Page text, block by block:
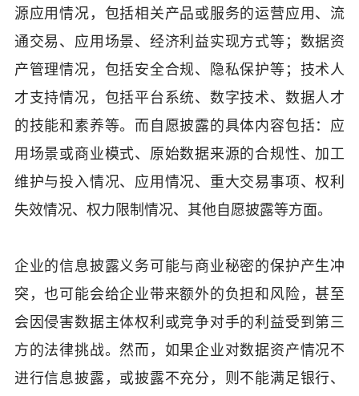
源应用情况，包括相关产品或服务的运营应用、流
通交易、应用场景、经济利益实现方式等；数据资
产管理情况，包括安全合规、隐私保护等；技术人
才支持情况，包括平台系统、数字技术、数据人才
的技能和素养等。而自愿披露的具体内容包括：应
用场景或商业模式、原始数据来源的合规性、加工
维护与投入情况、应用情况、重大交易事项、权利
失效情况、权力限制情况、其他自愿披露等方面。
企业的信息披露义务可能与商业秘密的保护产生冲
突，也可能会给企业带来额外的负担和风险，甚至
会因侵害数据主体权利或竞争对手的利益受到第三
方的法律挑战。然而，如果企业对数据资产情况不
进行信息披露，或披露不充分，则不能满足银行、